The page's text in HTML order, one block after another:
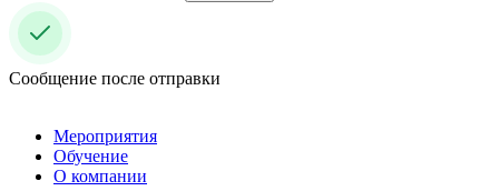
Сообщение после отправки
Мероприятия
Обучение
О компании